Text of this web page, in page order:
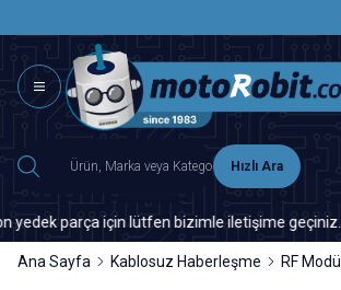
Hızlı Ara
parça için lütfen bizimle iletişime geçiniz.
Ana Sayfa Kablosuz Haberleşme RF Modül